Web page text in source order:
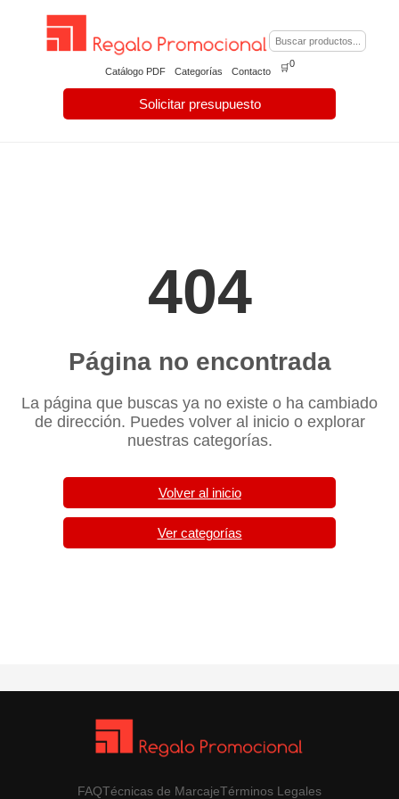
Catálogo PDF Categorías Contacto
Solicitar presupuesto
🛒0
404
Página no encontrada
La página que buscas ya no existe o ha cambiado
de dirección. Puedes volver al inicio o explorar
nuestras categorías.
Volver al inicio
Ver categorías
FAQTécnicas de MarcajeTérminos Legales